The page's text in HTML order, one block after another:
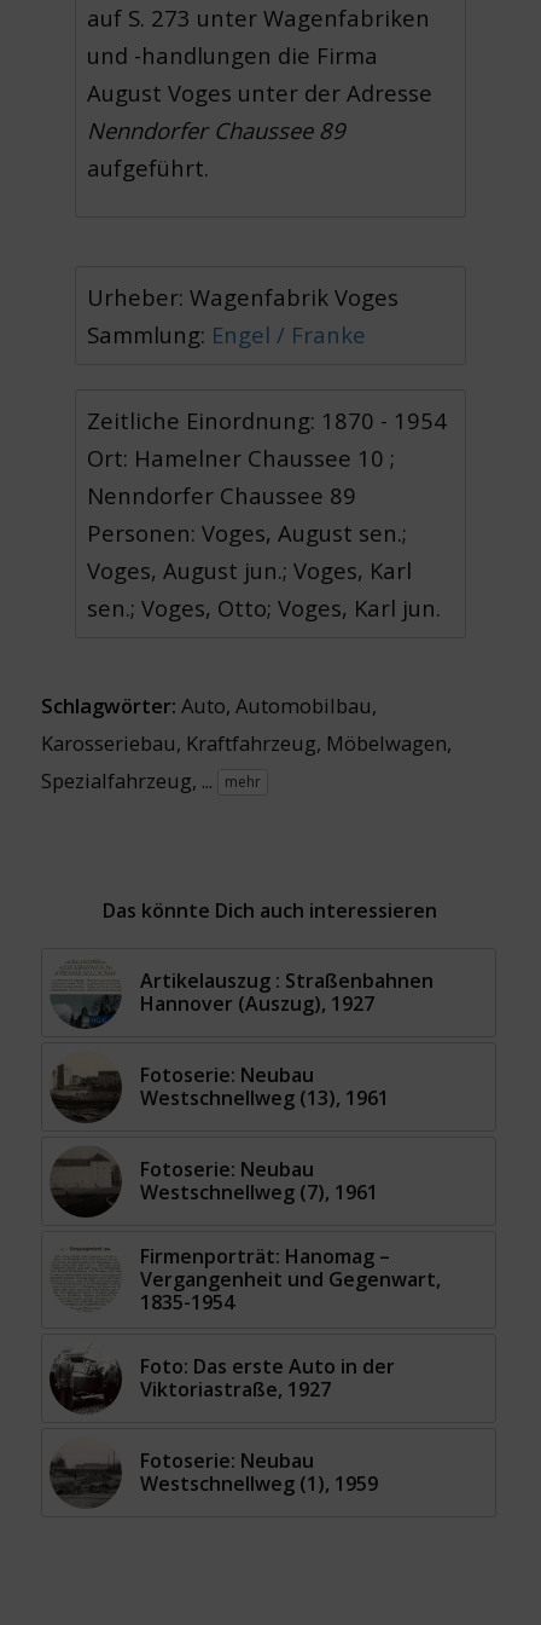
auf S. 273 unter Wagenfabriken
und -handlungen die Firma
August Voges unter der Adresse
Nenndorfer Chaussee 89
aufgeführt.
Urheber: Wagenfabrik Voges
Sammlung: Engel / Franke
Zeitliche Einordnung: 1870 - 1954
Ort: Hamelner Chaussee 10 ;
Nenndorfer Chaussee 89
Personen: Voges, August sen.;
Voges, August jun.; Voges, Karl
sen.; Voges, Otto; Voges, Karl jun.
Schlagwörter: Auto, Automobilbau,
Karosseriebau, Kraftfahrzeug, Möbelwagen,
Spezialfahrzeug, ... mehr
Das könnte Dich auch interessieren
Artikelauszug : Straßenbahnen
Hannover (Auszug), 1927
Fotoserie: Neubau
Westschnellweg (13), 1961
Fotoserie: Neubau
Westschnellweg (7), 1961
Firmenporträt: Hanomag –
Vergangenheit und Gegenwart,
1835-1954
Foto: Das erste Auto in der
Viktoriastraße, 1927
Fotoserie: Neubau
Westschnellweg (1), 1959